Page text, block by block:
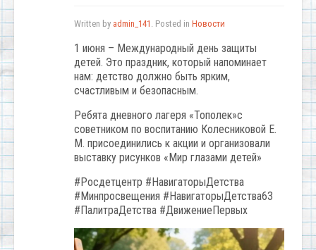
Written by admin_141 . Posted in Новости
1 июня – Международный день защиты
детей. Это праздник, который напоминает
нам: детство должно быть ярким,
счастливым и безопасным.
Ребята дневного лагеря «Тополек»с
советником по воспитанию Колесниковой Е.
М. присоединились к акции и организовали
выставку рисунков «Мир глазами детей»
#Росдетцентр #НавигаторыДетства
#Минпросвещения #НавигаторыДетства63
#ПалитраДетства #ДвижениеПервых